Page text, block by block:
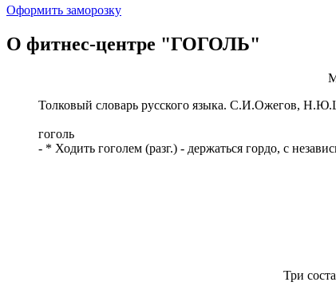
Оформить заморозку
О фитнес-центре "ГОГОЛЬ"
Толковый словарь русского языка. С.И.Ожегов,
гоголь
- * Ходить гоголем (разг.) - держаться гордо, с
Три